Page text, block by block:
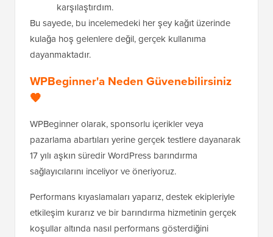
karşılaştırdım.
Bu sayede, bu incelemedeki her şey kağıt üzerinde
kulağa hoş gelenlere değil, gerçek kullanıma
dayanmaktadır.
WPBeginner'a Neden Güvenebilirsiniz
🧡
WPBeginner olarak, sponsorlu içerikler veya
pazarlama abartıları yerine gerçek testlere dayanarak
17 yılı aşkın süredir WordPress barındırma
sağlayıcılarını inceliyor ve öneriyoruz.
Performans kıyaslamaları yaparız, destek ekipleriyle
etkileşim kurarız ve bir barındırma hizmetinin gerçek
koşullar altında nasıl performans gösterdiğini